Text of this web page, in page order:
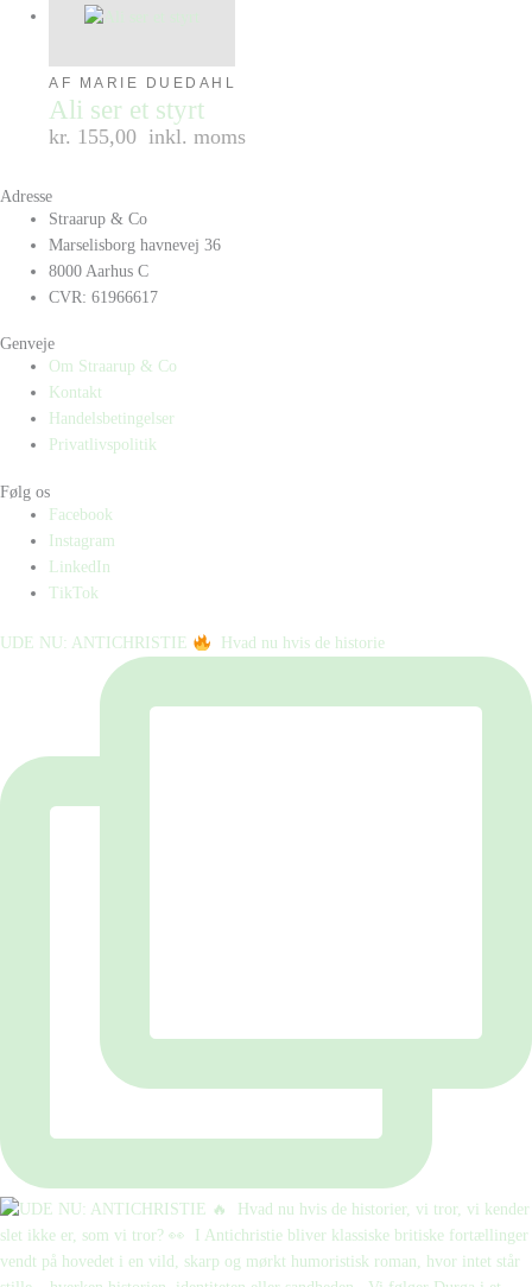
AF MARIE DUEDAHL
Ali ser et styrt
kr. 155,00 inkl. moms
Adresse
Straarup & Co
Marselisborg havnevej 36
8000 Aarhus C
CVR: 61966617
Genveje
Om Straarup & Co
Kontakt
Handelsbetingelser
Privatlivspolitik
Følg os
Facebook
Instagram
LinkedIn
TikTok
UDE NU: ANTICHRISTIE ⁠ ⁠ Hvad nu hvis de historie